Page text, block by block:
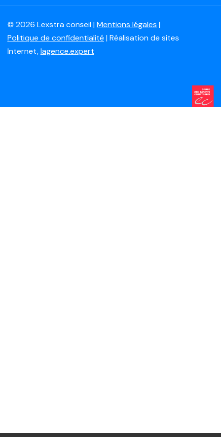
© 2026 Lexstra conseil |Mentions légales |
Politique de confidentialité | Réalisation de sites
Internet,lagence.expert